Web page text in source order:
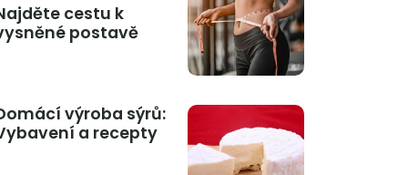
cestu k
postavě
výroba sýrů:
a recepty